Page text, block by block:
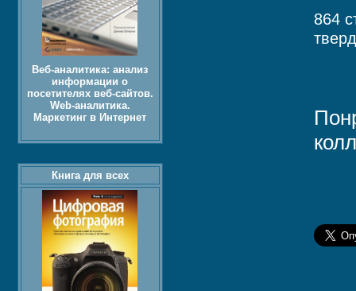
864
Веб-аналитика: анализ
информации о
посетителях веб-сайтов.
Web-аналитика.
Маркетинг в Интернет
Книга для всех